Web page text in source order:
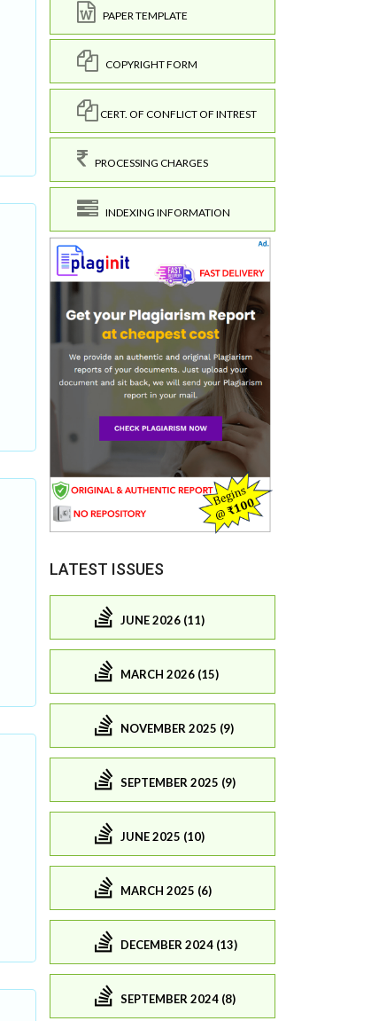
PAPER TEMPLATE
COPYRIGHT FORM
CERT. OF CONFLICT OF INTREST
PROCESSING CHARGES
INDEXING INFORMATION
LATEST ISSUES
JUNE 2026 (11)
MARCH 2026 (15)
NOVEMBER 2025 (9)
SEPTEMBER 2025 (9)
JUNE 2025 (10)
MARCH 2025 (6)
DECEMBER 2024 (13)
SEPTEMBER 2024 (8)